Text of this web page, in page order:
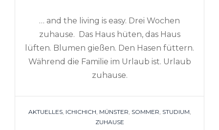
… and the living is easy. Drei Wochen
zuhause. Das Haus hüten, das Haus
lüften. Blumen gießen. Den Hasen füttern.
Während die Familie im Urlaub ist. Urlaub
zuhause.
TAGS
AKTUELLES, ICHICHICH, MÜNSTER, SOMMER, STUDIUM,
ZUHAUSE